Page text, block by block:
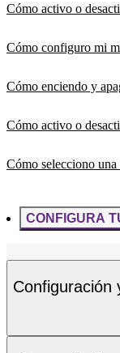
Cómo activo o
Cómo configuro mi
Cómo enciendo y
Cómo activo o
Cómo selecciono
CONFIGURA
Configuración